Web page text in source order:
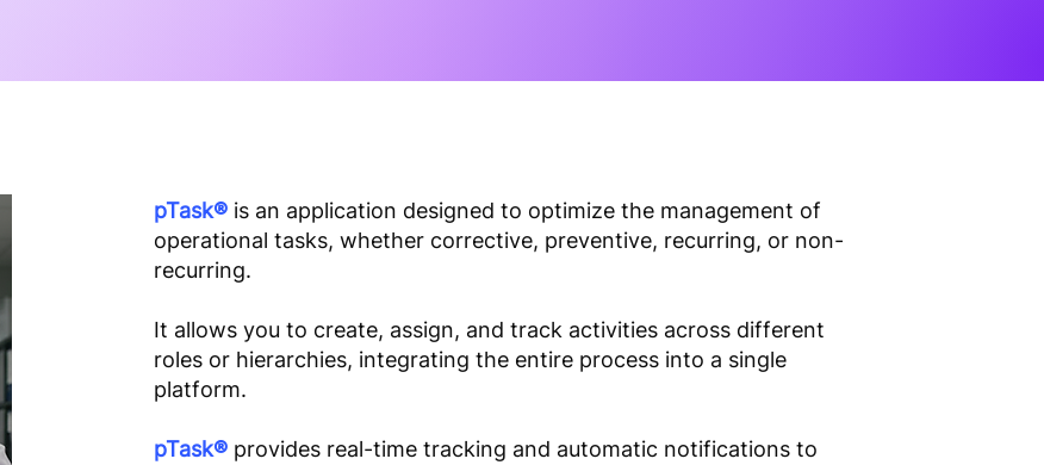
pTask®is an application designed to optimize the management of
operational tasks, whether corrective, preventive, recurring, or non-
recurring.
It allows you to create, assign, and track activities across different
roles or hierarchies, integrating the entire process into a single
platform.
pTask®provides real-time tracking and automatic notifications to